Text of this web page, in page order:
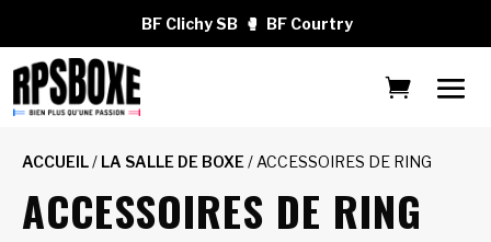
BF Clichy SB 🥊 BF Courtry
ACCUEIL/ LA SALLE DE BOXE / ACCESSOIRES DE RING
ACCESSOIRES DE RING